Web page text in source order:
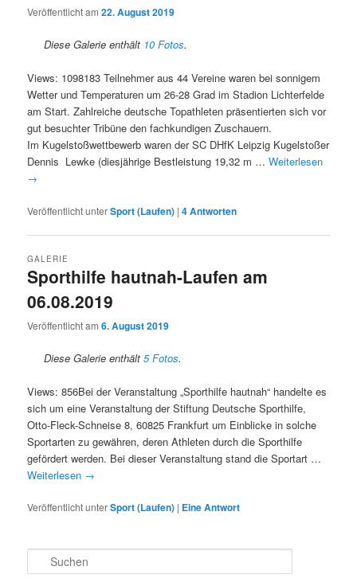
Veröffentlicht am22. August 2019
Diese Galerie enthält 10 Fotos.
Views: 1098183 Teilnehmer aus 44 Vereine waren bei sonnigem
Wetter und Temperaturen um 26-28 Grad im Stadion Lichterfelde
am Start. Zahlreiche deutsche Topathleten präsentierten sich vor
gut besuchter Tribüne den fachkundigen Zuschauern.
Im Kugelstoßwettbewerb waren der SC DHfK Leipzig Kugelstoßer
Dennis Lewke (diesjährige Bestleistung 19,32 m …Weiterlesen
→
Veröffentlicht unterSport (Laufen) |4Antworten
Sporthilfe hautnah-Laufen am
06.08.2019
GALERIE
Veröffentlicht am6. August 2019
Diese Galerie enthält5 Fotos.
Views: 856Bei der Veranstaltung „Sporthilfe hautnah“ handelte es
sich um eine Veranstaltung der Stiftung Deutsche Sporthilfe,
Otto-Fleck-Schneise 8, 60825 Frankfurt um Einblicke in solche
Sportarten zu gewähren, deren Athleten durch die Sporthilfe
gefördert werden. Bei dieser Veranstaltung stand die Sportart …
Weiterlesen →
Veröffentlicht unterSport (Laufen) | EineAntwort
u